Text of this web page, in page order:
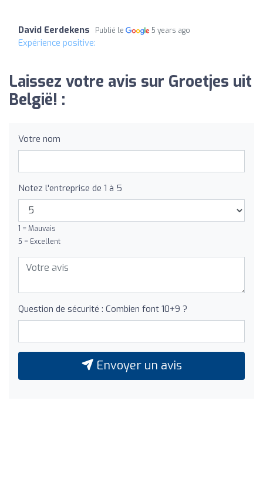
David Eerdekens Publié le 5 years ago
Expérience positive:
Laissez votre avis sur Groetjes uit
België! :
Votre nom
Notez l'entreprise de 1 à 5
1 = Mauvais
5 = Excellent
Question de sécurité : Combien font 10+9 ?
Envoyer un avis